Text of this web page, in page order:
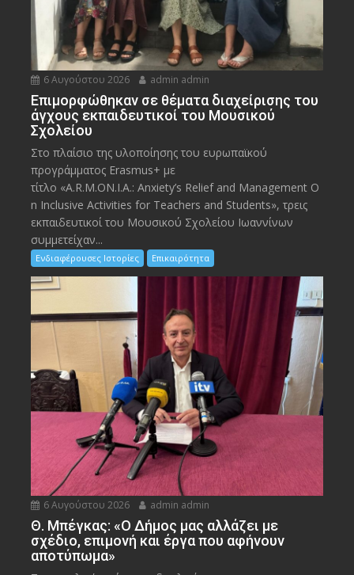
6 Αυγούστου 2026 admin admin
Eπιμορφώθηκαν σε θέματα διαχείρισης του
άγχους εκπαιδευτικοί του Μουσικού
Σχολείου
Στο πλαίσιο της υλοποίησης του ευρωπαϊκού
προγράμματος Erasmus+ με
τίτλο «A.R.M.ON.I.A.: Anxiety’s Relief and Management O
n Inclusive Activities for Teachers and Students», τρεις
εκπαιδευτικοί του Μουσικού Σχολείου Ιωαννίνων
συμμετείχαν...
Ενδιαφέρουσες Ιστορίες Επικαιρότητα
6 Αυγούστου 2026 admin admin
Θ. Μπέγκας: «Ο Δήμος μας αλλάζει με
σχέδιο, επιμονή και έργα που αφήνουν
αποτύπωμα»